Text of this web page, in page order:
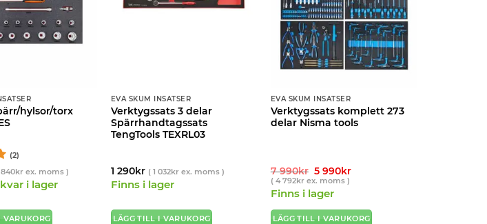
hylsor/torx
(2)
840krex. moms )
i lager
VARUKORG
EVA SKUM INSATSER
Verktygssats 3 delar
Spärrhandtagssats
TengTools TEXRL03
1 290kr ( 1 032krex. moms )
Finns i lager
LÄGG TILL I VARUKORG
EVA SKUM INSATSER
Verktygssats komplett 273
delar Nisma tools
7 990kr Det
ursprungliga
var:
990kr.
5 990krDet
990kr.
( 4 792krex. moms )
Finns i lager
LÄGG TILL I VARUKORG